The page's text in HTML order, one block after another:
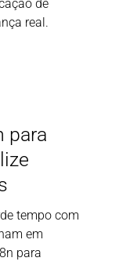
de
real.
para
tempo com
em
para